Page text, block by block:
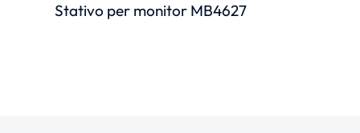
Stativo per monitor MB4627